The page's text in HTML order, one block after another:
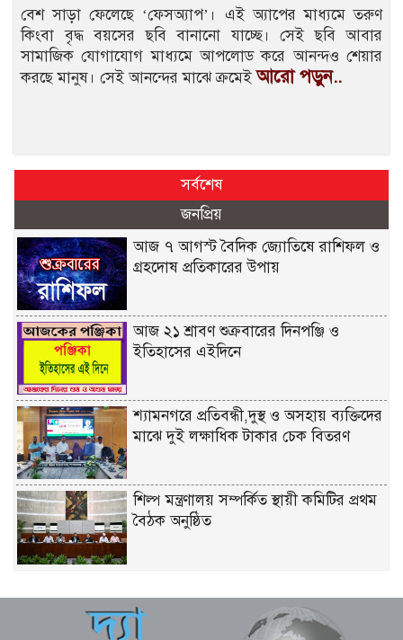
বেশ সাড়া ফেলেছে ‘ফেসঅ্যাপ’। এই অ্যাপের মাধ্যমে তরুণ
কিংবা বৃদ্ধ বয়সের ছবি বানানো যাচ্ছে। সেই ছবি আবার
সামাজিক যোগাযোগ মাধ্যমে আপলোড করে আনন্দও শেয়ার
করছে মানুষ। সেই আনন্দের মাঝে ক্রমেইআরো পড়ুন..
সর্বশেষ
জনপ্রিয়
আজ ৭ আগস্ট বৈদিক জ্যোতিষে রাশিফল ও
গ্রহদোষ প্রতিকারের উপায়
আজ ২১ শ্রাবণ শুক্রবারের দিনপঞ্জি ও
ইতিহাসের এইদিনে
শ্যামনগরে প্রতিবন্ধী,দুস্থ ও অসহায় ব্যক্তিদের
মাঝে দুই লক্ষাধিক টাকার চেক বিতরণ
শিল্প মন্ত্রণালয় সম্পর্কিত স্থায়ী কমিটির প্রথম
বৈঠক অনুষ্ঠিত
৪২তম শাহাদৎবার্ষিকী অনুষ্ঠিত